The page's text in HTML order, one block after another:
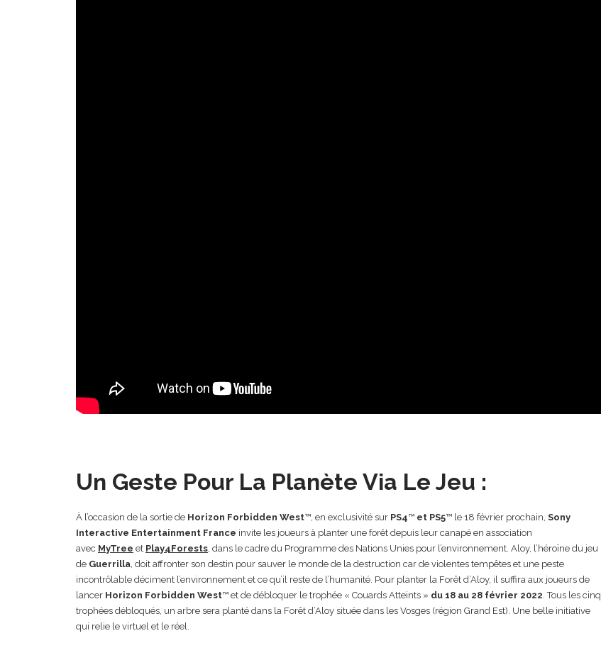
Un Geste Pour La Planète Via Le Jeu :
À l’occasion de la sortie de Horizon Forbidden West™, en exclusivité sur PS4™ et PS5™ le 18 février prochain, Sony
Interactive Entertainment France invite les joueurs à planter une forêt depuis leur canapé en association
avec MyTree et Play4Forests, dans le cadre du Programme des Nations Unies pour l’environnement. Aloy, l’héroïne du jeu
de Guerrilla, doit affronter son destin pour sauver le monde de la destruction car de violentes tempêtes et une peste
incontrôlable déciment l’environnement et ce qu’il reste de l’humanité. Pour planter la Forêt d’Aloy, il suffira aux joueurs de
lancer Horizon Forbidden West™ et de débloquer le trophée « Couards Atteints » du 18 au 28 février 2022. Tous les cinq
trophées débloqués, un arbre sera planté dans la Forêt d’Aloy située dans les Vosges (région Grand Est). Une belle initiative
qui relie le virtuel et le réel.